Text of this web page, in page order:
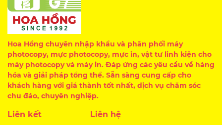
Hoa Hồng chuyên nhập khẩu và phân phối máy
photocopy, mực photocopy, mực in, vật tư linh kiện cho
máy photocopy và máy in. Đáp ứng các yêu cầu về hàng
hóa và giải pháp tổng thể. Sẵn sàng cung cấp cho
khách hàng với giá thành tốt nhất, dịch vụ chăm sóc
chu đáo, chuyên nghiệp.
Liên kết
Liên hệ